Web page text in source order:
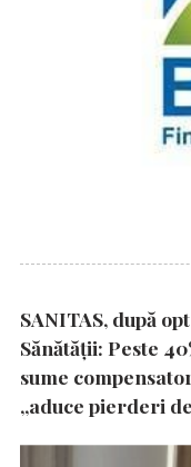
SANITAS, după
Sănătății: Peste
sume
„aduce pierderi